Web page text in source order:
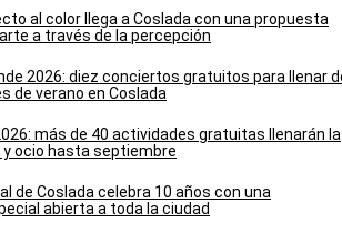
al color llega a Coslada con una propuesta
a través de la percepción
2026: diez conciertos gratuitos para llenar
de verano en Coslada
más de 40 actividades gratuitas llenarán la
ocio hasta septiembre
de Coslada celebra 10 años con una
abierta a toda la ciudad